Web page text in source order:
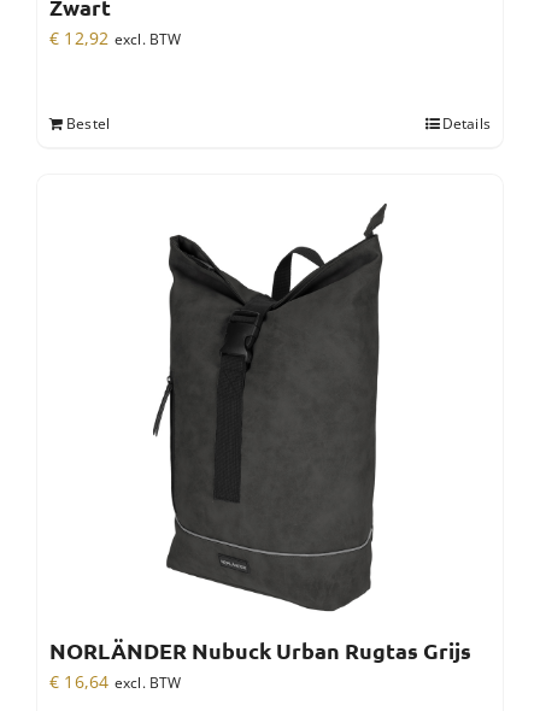
Zwart
€ 12,92 excl. BTW
Bestel Details
NORLÄNDER Nubuck Urban Rugtas Grijs
€ 16,64 excl. BTW